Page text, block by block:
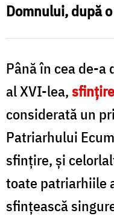
o
găsim
în
„sticluțele
mici”
Foto:
Adrian
Sârbu
Domnului, după
Până în cea de-a
al XVI-lea,
considerată un
Patriarhului
sfințire, și
toate patriarhiile
sfințească